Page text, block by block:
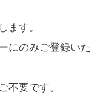
ます。
にのみご登録いた
不要です。